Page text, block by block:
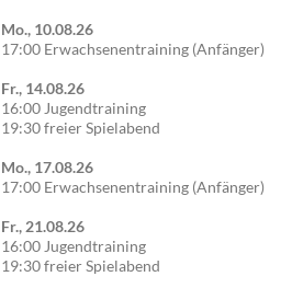
Mo., 10.08.26
17:00 Erwachsenentraining (Anfänger)
Fr., 14.08.26
16:00 Jugendtraining
19:30 freier Spielabend
Mo., 17.08.26
17:00 Erwachsenentraining (Anfänger)
Fr., 21.08.26
16:00 Jugendtraining
19:30 freier Spielabend